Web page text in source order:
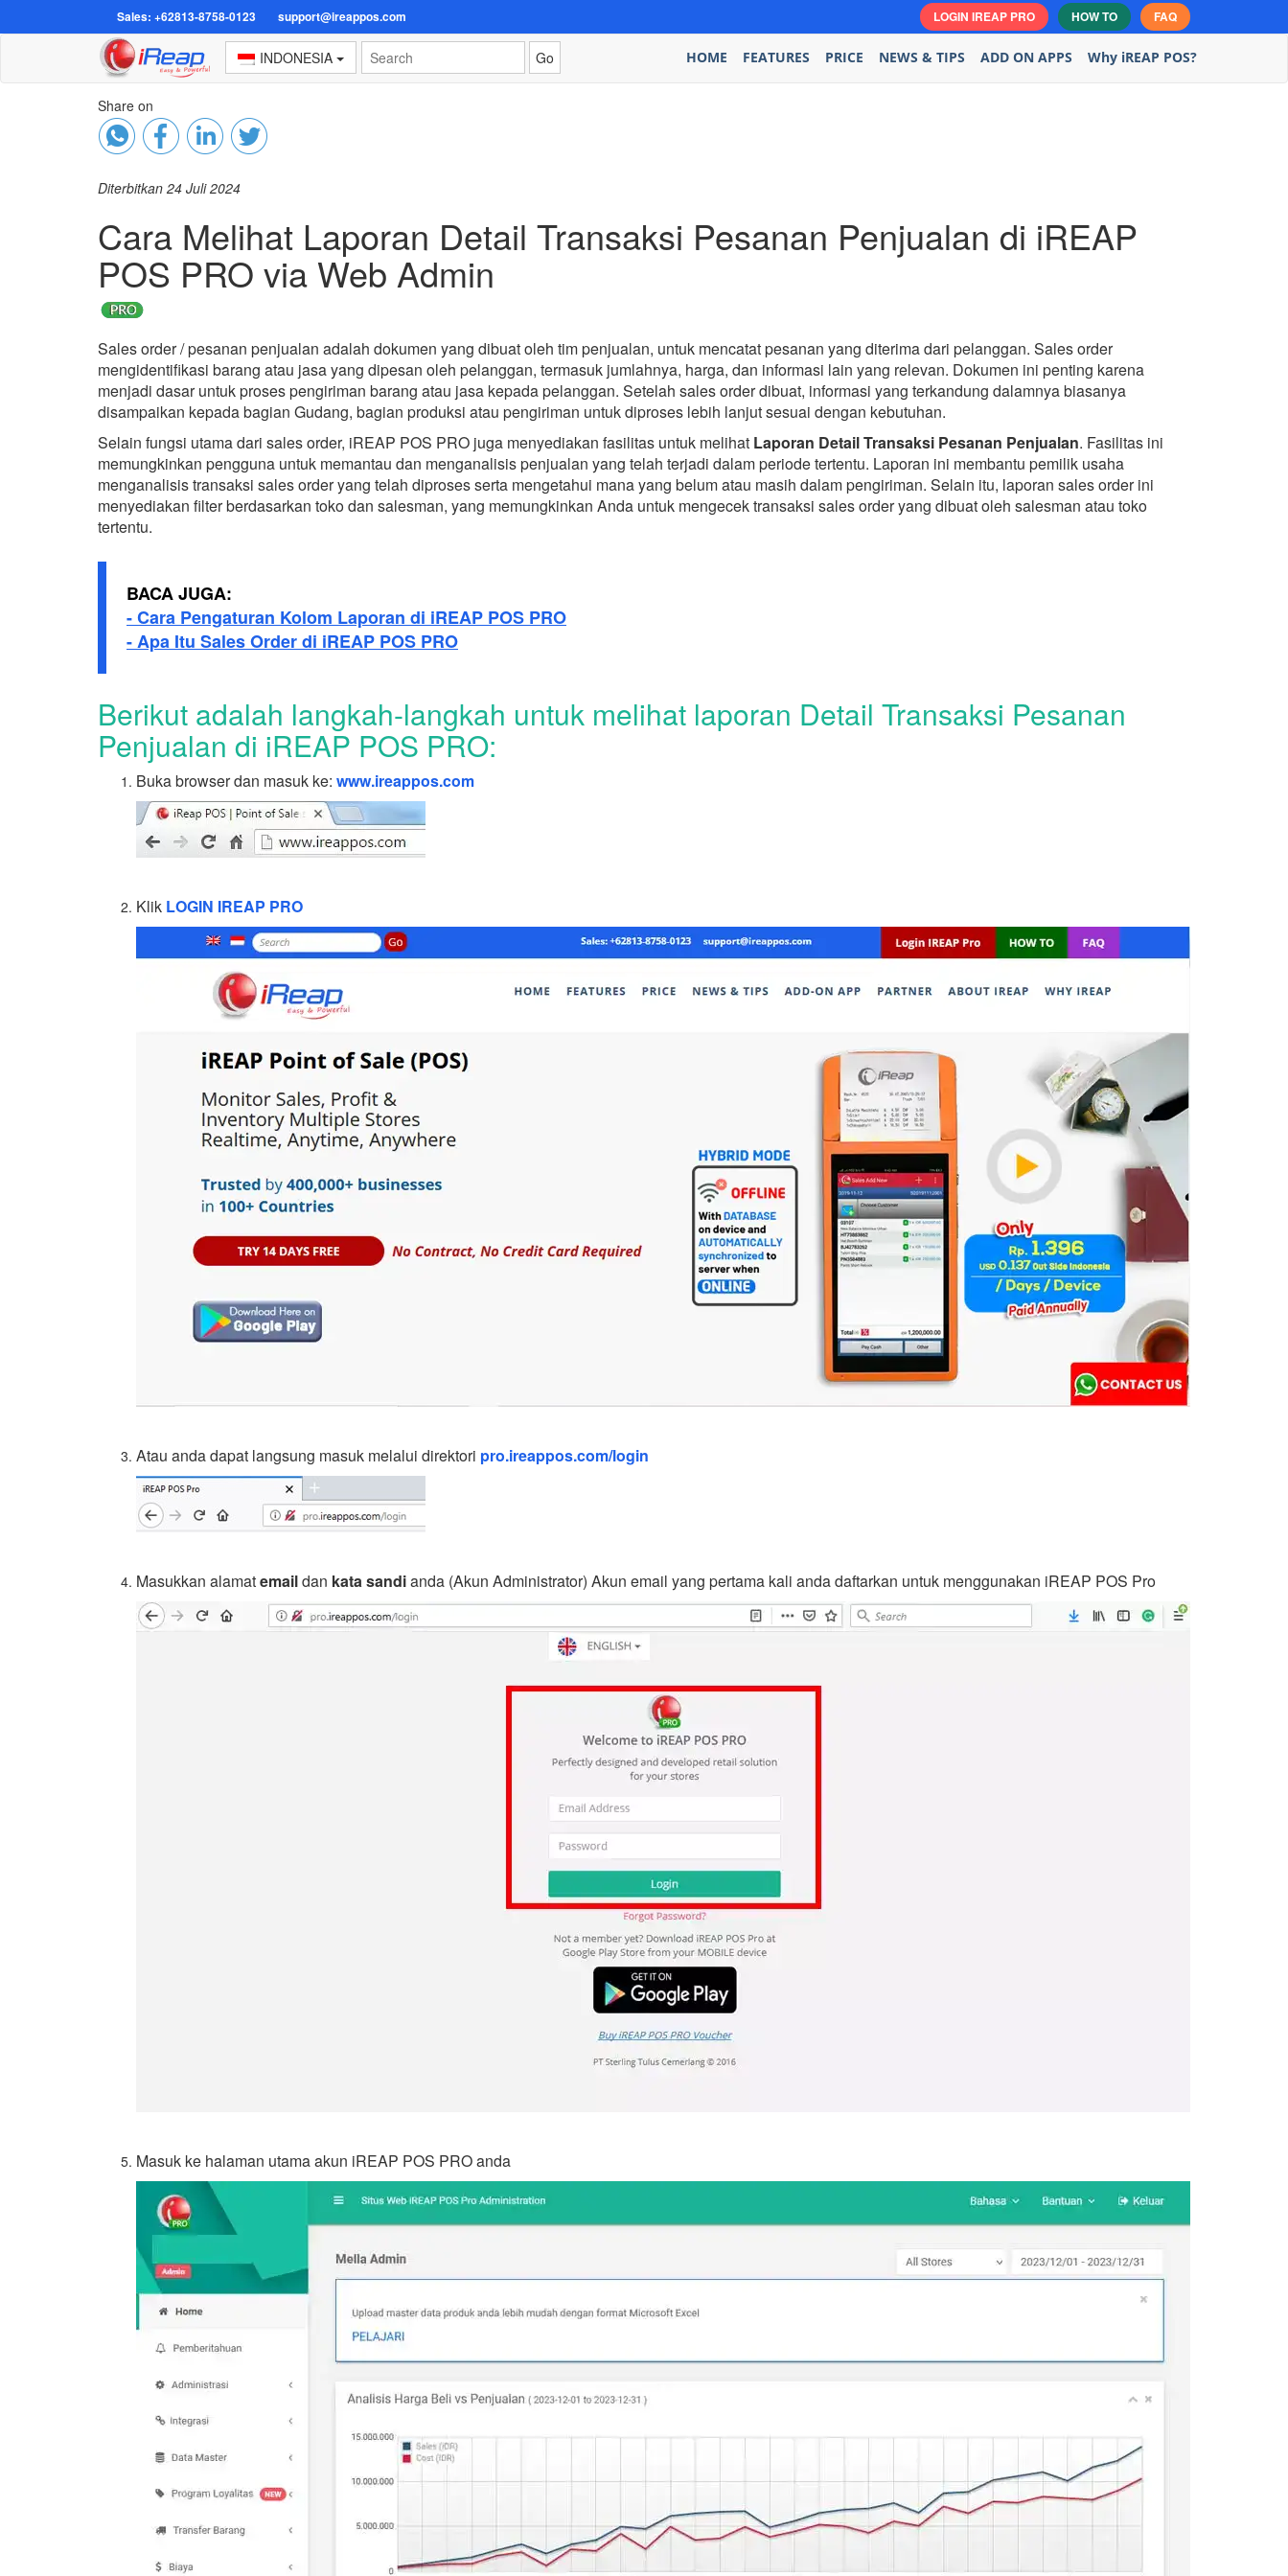
Sales: +62813-8758-0123 support@ireappos.com FAQ
HOW TO
LOGIN IREAP PRO
INDONESIA HOME FEATURES PRICE NEWS & TIPS ADD ON APPS Why iREAP POS?
Share on
Diterbitkan 24 Juli 2024
Cara Melihat Laporan Detail Transaksi Pesanan Penjualan di iREAP
POS PRO via Web Admin
Sales order / pesanan penjualan adalah dokumen yang dibuat oleh tim penjualan, untuk mencatat pesanan yang diterima dari pelanggan. Sales order
mengidentifikasi barang atau jasa yang dipesan oleh pelanggan, termasuk jumlahnya, harga, dan informasi lain yang relevan. Dokumen ini penting karena
menjadi dasar untuk proses pengiriman barang atau jasa kepada pelanggan. Setelah sales order dibuat, informasi yang terkandung dalamnya biasanya
disampaikan kepada bagian Gudang, bagian produksi atau pengiriman untuk diproses lebih lanjut sesuai dengan kebutuhan.
Selain fungsi utama dari sales order, iREAP POS PRO juga menyediakan fasilitas untuk melihat Laporan Detail Transaksi Pesanan Penjualan. Fasilitas ini
memungkinkan pengguna untuk memantau dan menganalisis penjualan yang telah terjadi dalam periode tertentu. Laporan ini membantu pemilik usaha
menganalisis transaksi sales order yang telah diproses serta mengetahui mana yang belum atau masih dalam pengiriman. Selain itu, laporan sales order ini
menyediakan filter berdasarkan toko dan salesman, yang memungkinkan Anda untuk mengecek transaksi sales order yang dibuat oleh salesman atau toko
tertentu.
BACA JUGA:
- Cara Pengaturan Kolom Laporan di iREAP POS PRO
- Apa Itu Sales Order di iREAP POS PRO
Berikut adalah langkah-langkah untuk melihat laporan Detail Transaksi Pesanan
Penjualan di iREAP POS PRO:
Buka browser dan masuk ke: www.ireappos.com
Klik LOGIN IREAP PRO
Atau anda dapat langsung masuk melalui direktori pro.ireappos.com/login
Masukkan alamatemaildan kata sandianda (Akun Administrator) Akun email yang pertama kali anda daftarkan untuk menggunakan iREAP POS Pro
Masuk ke halaman utama akun iREAP POS PRO anda